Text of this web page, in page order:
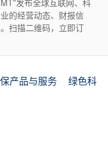
发布全球互联网、科
的经营动态、财报信
扫描二维码，立即订
产品与服务
绿色科